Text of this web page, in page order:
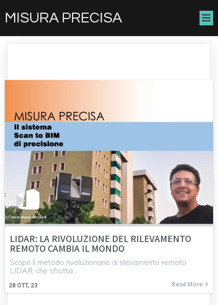
MISURA PRECISA
LIDAR: LA RIVOLUZIONE DEL RILEVAMENTO
REMOTO CAMBIA IL MONDO
28 OTT, 23
Scopri il metodo rivoluzionario di rilevamento remoto
LIDAR, che sfrutta…
Read More